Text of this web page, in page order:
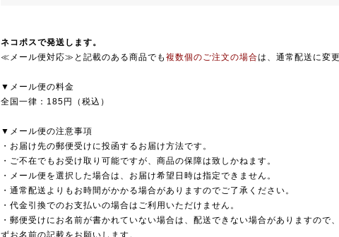
ネコポスで発送します。
≪メール便対応≫と記載のある商品でも 複数個のご注文の場合は、通常配送に変
▼メール便の料金
全国一律：185円（税込）
▼メール便の注意事項
・お届け先の郵便受けに投函するお届け方法です。
・ご不在でもお受け取り可能ですが、商品の保障は致しかねます。
・メール便を選択した場合は、お届け希望日時は指定できません。
・通常配送よりもお時間がかかる場合がありますのでご了承ください。
・代金引換でのお支払いの場合はご利用いただけません。
・郵便受けにお名前が書かれていない場合は、配送できない場合がありますので